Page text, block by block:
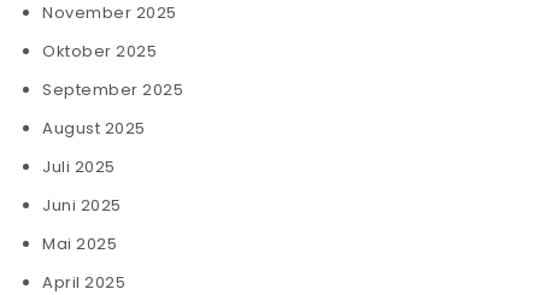
November 2025
Oktober 2025
September 2025
August 2025
Juli 2025
Juni 2025
Mai 2025
April 2025